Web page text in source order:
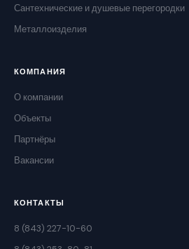
Сантехнические и душевые перегородки
Металлоизделия
КОМПАНИЯ
О компании
Объекты
Партнёры
Вакансии
КОНТАКТЫ
8 (843) 227-10-60